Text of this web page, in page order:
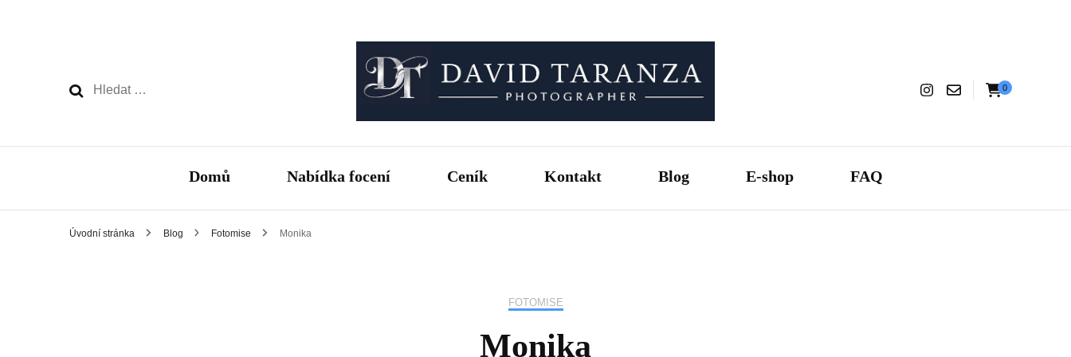
Vyhledávání
David Taranza
Fotograf pro chvíle, na kterých záleží.
0
Domů Nabídka focení Ceník Kontakt Blog E-shop FAQ
Úvodní stránka Blog Fotomise Monika
FOTOMISE
Monika